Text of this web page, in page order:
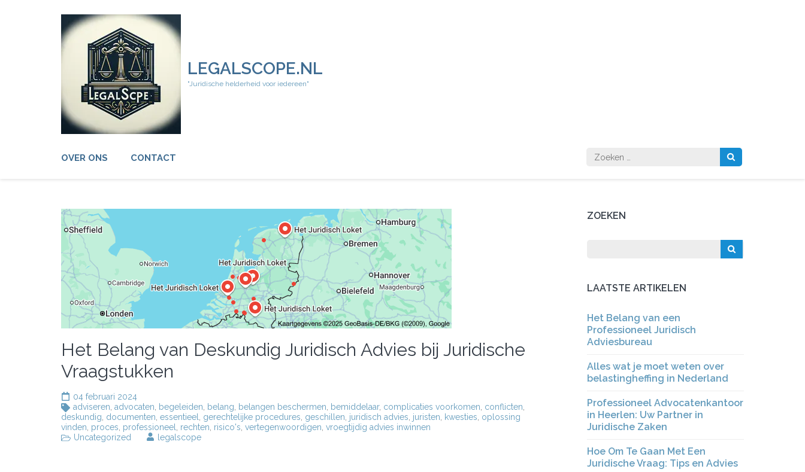
LEGALSCOPE.NL
"Juridische helderheid voor iedereen"
OVER ONS CONTACT
Zoeken
naar:
Het Belang van Deskundig Juridisch Advies bij Juridische
Vraagstukken
04 februari 2024
adviseren advocaten begeleiden belang belangen beschermen bemiddelaar, complicaties voorkomen conflicten
deskundig documenten essentieel gerechtelijke procedures geschillen juridisch advies juristen kwesties oplossing
vinden proces professioneel rechten risico's vertegenwoordigen vroegtijdig advies inwinnen
Uncategorized
legalscope
ZOEKEN
LAATSTE ARTIKELEN
Het Belang van een
Professioneel Juridisch
Adviesbureau
Alles wat je moet weten over
belastingheffing in Nederland
Professioneel Advocatenkantoor
in Heerlen: Uw Partner in
Juridische Zaken
Hoe Om Te Gaan Met Een
Juridische Vraag: Tips en Advies